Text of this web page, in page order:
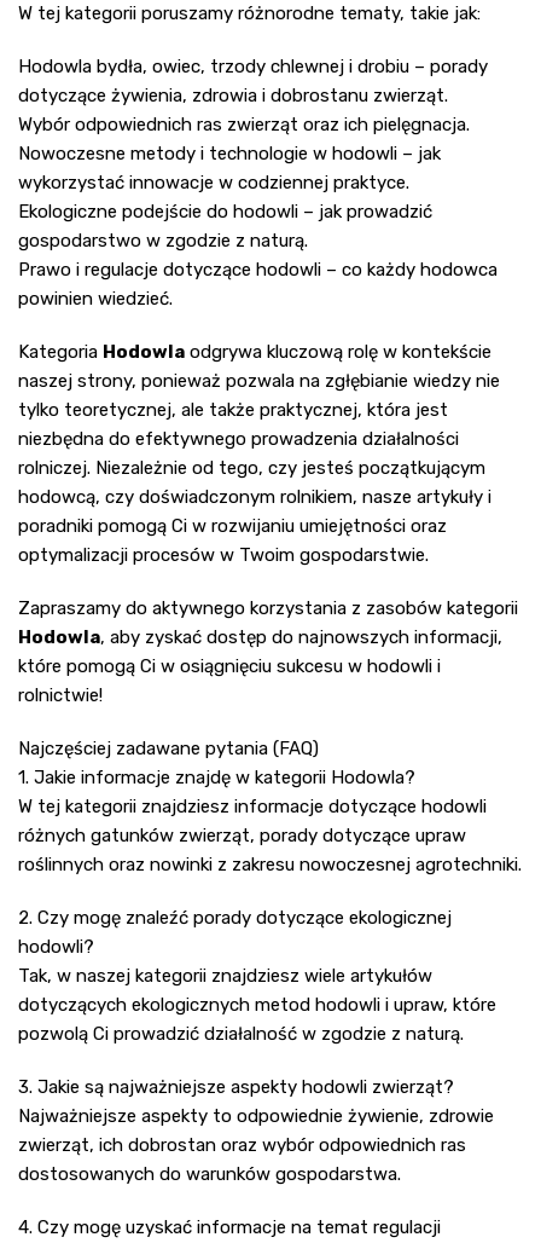
W tej kategorii poruszamy różnorodne tematy, takie jak:
Hodowla bydła, owiec, trzody chlewnej i drobiu – porady
dotyczące żywienia, zdrowia i dobrostanu zwierząt.
Wybór odpowiednich ras zwierząt oraz ich pielęgnacja.
Nowoczesne metody i technologie w hodowli – jak
wykorzystać innowacje w codziennej praktyce.
Ekologiczne podejście do hodowli – jak prowadzić
gospodarstwo w zgodzie z naturą.
Prawo i regulacje dotyczące hodowli – co każdy hodowca
powinien wiedzieć.
Kategoria Hodowla odgrywa kluczową rolę w kontekście
naszej strony, ponieważ pozwala na zgłębianie wiedzy nie
tylko teoretycznej, ale także praktycznej, która jest
niezbędna do efektywnego prowadzenia działalności
rolniczej. Niezależnie od tego, czy jesteś początkującym
hodowcą, czy doświadczonym rolnikiem, nasze artykuły i
poradniki pomogą Ci w rozwijaniu umiejętności oraz
optymalizacji procesów w Twoim gospodarstwie.
Zapraszamy do aktywnego korzystania z zasobów kategorii
Hodowla, aby zyskać dostęp do najnowszych informacji,
które pomogą Ci w osiągnięciu sukcesu w hodowli i
rolnictwie!
Najczęściej zadawane pytania (FAQ)
1. Jakie informacje znajdę w kategorii Hodowla?
W tej kategorii znajdziesz informacje dotyczące hodowli
różnych gatunków zwierząt, porady dotyczące upraw
roślinnych oraz nowinki z zakresu nowoczesnej agrotechniki.
2. Czy mogę znaleźć porady dotyczące ekologicznej
hodowli?
Tak, w naszej kategorii znajdziesz wiele artykułów
dotyczących ekologicznych metod hodowli i upraw, które
pozwolą Ci prowadzić działalność w zgodzie z naturą.
3. Jakie są najważniejsze aspekty hodowli zwierząt?
Najważniejsze aspekty to odpowiednie żywienie, zdrowie
zwierząt, ich dobrostan oraz wybór odpowiednich ras
dostosowanych do warunków gospodarstwa.
4. Czy mogę uzyskać informacje na temat regulacji